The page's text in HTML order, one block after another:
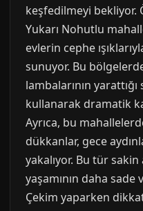
keşfedilmeyi bekliyor.
Yukarı Nohutlu
evlerin cephe
sunuyor. Bu
lambalarının yarattığı
kullanarak dramatik
Ayrıca, bu
dükkanlar, gece
yakalıyor. Bu tür sakin
yaşamının daha sade
Çekim yaparken